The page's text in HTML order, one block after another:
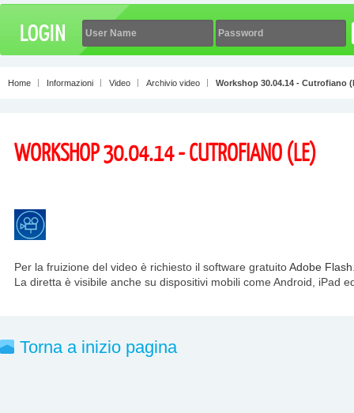
Home Informazioni Video Archivio video Workshop 30.04.14 - Cutrofiano
WORKSHOP 30.04.14 - CUTROFIANO (LE)
Per la fruizione del video è richiesto il software gratuitoAdobe Flash
La diretta è visibile anche su dispositivi mobili come Android, iPad
Torna a inizio pagina